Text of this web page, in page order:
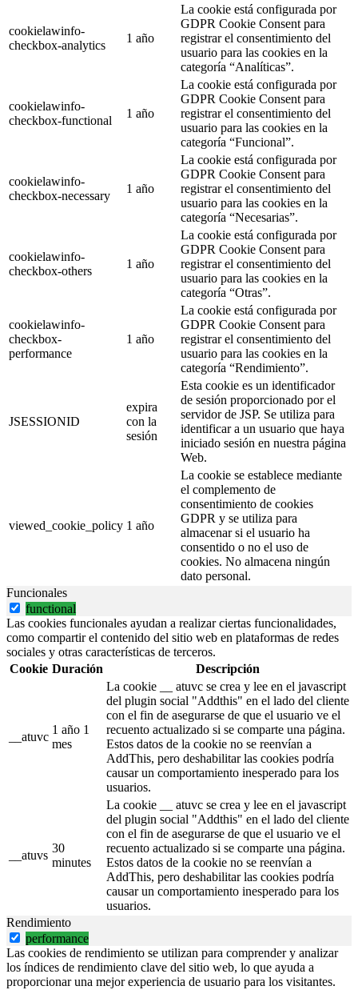
cookielawinfo-
checkbox-analytics
1 año
La cookie está configurada por
GDPR Cookie Consent para
registrar el consentimiento del
usuario para las cookies en la
categoría “Analíticas”.
cookielawinfo-
checkbox-functional
1 año
La cookie está configurada por
GDPR Cookie Consent para
registrar el consentimiento del
usuario para las cookies en la
categoría “Funcional”.
cookielawinfo-
checkbox-necessary
1 año
La cookie está configurada por
GDPR Cookie Consent para
registrar el consentimiento del
usuario para las cookies en la
categoría “Necesarias”.
cookielawinfo-
checkbox-others
1 año
La cookie está configurada por
GDPR Cookie Consent para
registrar el consentimiento del
usuario para las cookies en la
categoría “Otras”.
cookielawinfo-
checkbox-
performance
1 año
La cookie está configurada por
GDPR Cookie Consent para
registrar el consentimiento del
usuario para las cookies en la
categoría “Rendimiento”.
JSESSIONID
expira
con la
sesión
Esta cookie es un identificador
de sesión proporcionado por el
servidor de JSP. Se utiliza para
identificar a un usuario que haya
iniciado sesión en nuestra página
Web.
viewed_cookie_policy 1 año
La cookie se establece mediante
el complemento de
consentimiento de cookies
GDPR y se utiliza para
almacenar si el usuario ha
consentido o no el uso de
cookies. No almacena ningún
dato personal.
Funcionales
functional
Las cookies funcionales ayudan a realizar ciertas funcionalidades,
como compartir el contenido del sitio web en plataformas de redes
sociales y otras características de terceros.
Cookie Duración Descripción
__atuvc
1 año 1
mes
La cookie __ atuvc se crea y lee en el javascript
del plugin social "Addthis" en el lado del cliente
con el fin de asegurarse de que el usuario ve el
recuento actualizado si se comparte una página.
Estos datos de la cookie no se reenvían a
AddThis, pero deshabilitar las cookies podría
causar un comportamiento inesperado para los
usuarios.
__atuvs
30
minutes
La cookie __ atuvc se crea y lee en el javascript
del plugin social "Addthis" en el lado del cliente
con el fin de asegurarse de que el usuario ve el
recuento actualizado si se comparte una página.
Estos datos de la cookie no se reenvían a
AddThis, pero deshabilitar las cookies podría
causar un comportamiento inesperado para los
usuarios.
Rendimiento
performance
Las cookies de rendimiento se utilizan para comprender y analizar
los índices de rendimiento clave del sitio web, lo que ayuda a
proporcionar una mejor experiencia de usuario para los visitantes.